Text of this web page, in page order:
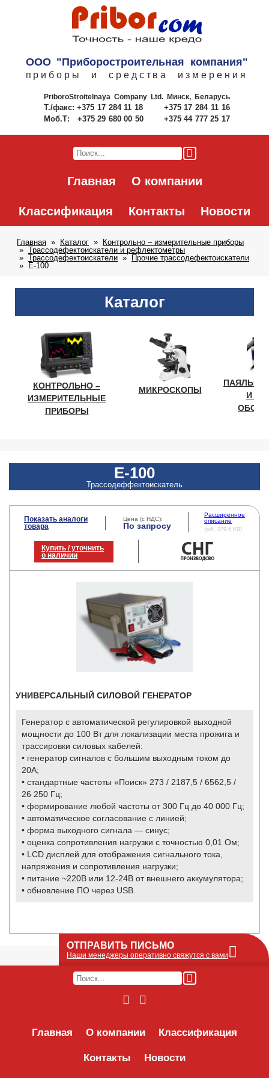
ООО "Приборостроительная компания"
приборы и средства измерения
PriboroStroitelnaya Company Ltd.Минск, Беларусь
Т./факс: +375 17 284 11 18
+375 17 284 11 16
Моб.Т:
+375 29 680 00 50 +375 44 777 25 17
Главная О компании
Классификация Контакты Новости
Главная Каталог
Контрольно – измерительные приборы
Трассодефектоискатели и рефлектометры
Трассодефектоискатели
Прочие трассодефектоискатели
Е-100
Каталог
КОНТРОЛЬНО –
ИЗМЕРИТЕЛЬНЫЕ
ПРИБОРЫ
МИКРОСКОПЫ
И
Е-100
Трассодеффектоискатель
Показать аналоги
товара
Цена (с НДС):
По запросу
Расширенное
описание
(pdf, 379.6 KB)
Купить / уточнить
о наличии
УНИВЕРСАЛЬНЫЙ СИЛОВОЙ ГЕНЕРАТОР
Генератор с автоматической регулировкой выходной
мощности до 100 Вт для локализации места прожига и
трассировки силовых кабелей:
• генератор сигналов с большим выходным током до
20А;
• стандартные частоты «Поиск» 273 / 2187,5 / 6562,5 /
26 250 Гц;
• формирование любой частоты от 300 Гц до 40 000 Гц;
• автоматическое согласование с линией;
• форма выходного сигнала — синус;
• оценка сопротивления нагрузки с точностью 0,01 Ом;
• LCD дисплей для отображения сигнального тока,
напряжения и сопротивления нагрузки;
• питание ~220В или 12-24В от внешнего аккумулятора;
• обновление ПО через USB.
Главная О компании Классификация
Контакты Новости
ОТПРАВИТЬ ПИСЬМО
Наши менеджеры оперативно свяжутся с вами
Оставьте Ваше сообщение или запрос по
его получим по e-mail и оперативно ответим!